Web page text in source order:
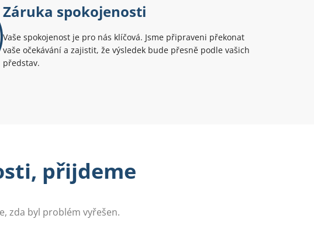
Záruka spokojenosti
Vaše spokojenost je pro nás klíčová. Jsme připraveni překonat
vaše očekávání a zajistit, že výsledek bude přesně podle vašich
představ.
přijdeme
zda byl problém vyřešen.